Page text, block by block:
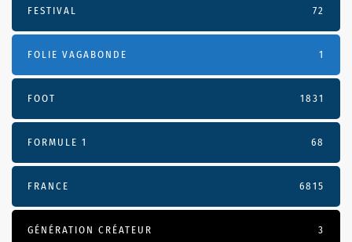
FESTIVAL 72
FOLIE VAGABONDE 1
FOOT 1831
FORMULE 1 68
FRANCE 6815
GÉNÉRATION CRÉATEUR 3